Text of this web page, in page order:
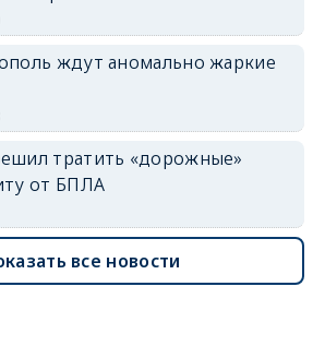
ждут аномально жаркие
тратить «дорожные»
от БПЛА
все новости